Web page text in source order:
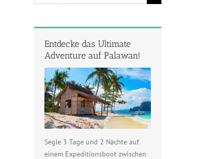
nach:
Entdecke das Ultimate
Adventure auf Palawan!
Segle 3 Tage und 2 Nächte auf
einem Expeditionsboot zwischen